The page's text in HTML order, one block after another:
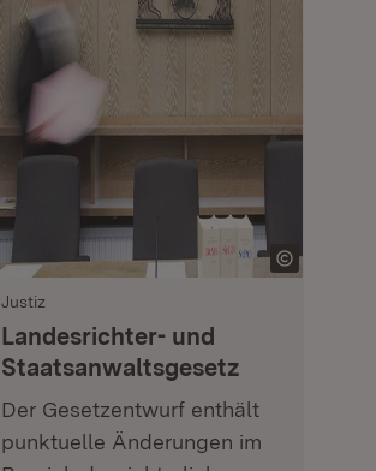
Justiz
Landesrichter- und
Staatsanwaltsgesetz
Der Gesetzentwurf enthält
punktuelle Änderungen im